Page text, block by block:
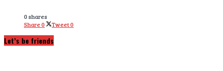
0 shares
Share0 Tweet0
Let’s be friends